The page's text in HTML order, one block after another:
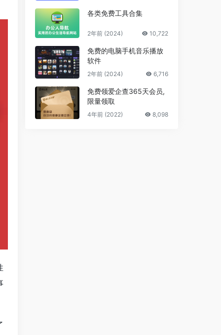
各类免费工具合集
2年前 (2024) 10,722
免费的电脑手机音乐播放
软件
2年前 (2024) 6,716
免费领爱企查365天会员,
限量领取
4年前 (2022) 8,098